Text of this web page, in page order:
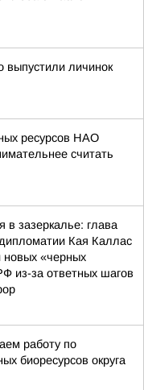
выпустили личинок
ресурсов НАО
считать
в зазеркалье: глава
Кая Каллас
новых «черных
из-за ответных шагов
работу по
биоресурсов округа